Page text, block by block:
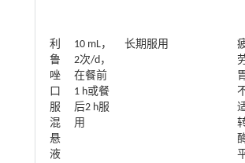
利
鲁
唑
口
服
混
悬
液
10 mL，
2次/d，
在餐前
1 h或餐
后2 h服
用
长期服用